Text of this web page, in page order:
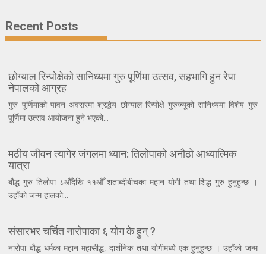
Recent Posts
छोग्याल रिन्पोक्षेको सानिध्यमा गुरु पूर्णिमा उत्सव, सहभागि हुन रेपा
नेपालको आग्रह
गुरु पूर्णिमाको पावन अवसरमा श्रद्धेय छोग्याल रिन्पोक्षे गुरुज्यूको सानिध्यमा विशेष गुरु
पूर्णिमा उत्सव आयोजना हुने भएको...
मठीय जीवन त्यागेर जंगलमा ध्यान: तिलोपाको अनौठो आध्यात्मिक
यात्रा
बौद्ध गुरु तिलोपा ८औँदेखि ११औँ शताब्दीबीचका महान योगी तथा शिद्ध गुरु हुनुहुन्छ ।
उहाँको जन्म हालको...
संसारभर चर्चित नारोपाका ६ योग के हुन् ?
नारोपा बौद्ध धर्मका महान महासीद्ध, दार्शनिक तथा योगीमध्ये एक हुनुहुन्छ । उहाँको जन्म